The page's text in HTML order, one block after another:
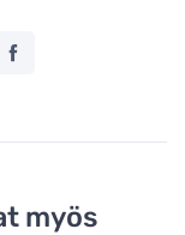
myös